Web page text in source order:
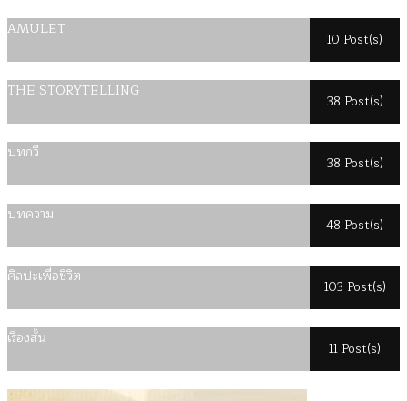
AMULET
10 Post(s)
THE STORYTELLING
38 Post(s)
บทกวี
38 Post(s)
บทความ
48 Post(s)
ศิลปะเพื่อชีวิต
103 Post(s)
เรื่องสั้น
11 Post(s)